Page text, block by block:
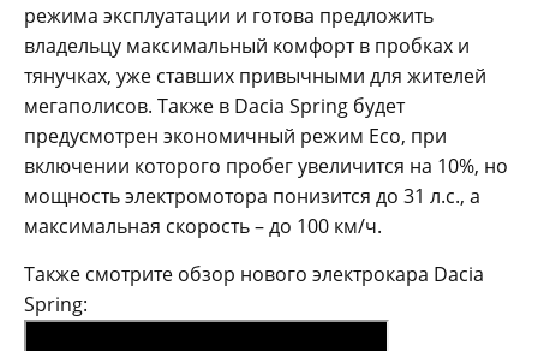
режима эксплуатации и готова предложить
владельцу максимальный комфорт в пробках и
тянучках, уже ставших привычными для жителей
мегаполисов. Также в Dacia Spring будет
предусмотрен экономичный режим Eco, при
включении которого пробег увеличится на 10%, но
мощность электромотора понизится до 31 л.с., а
максимальная скорость – до 100 км/ч.
Также смотрите обзор нового электрокара Dacia
Spring: